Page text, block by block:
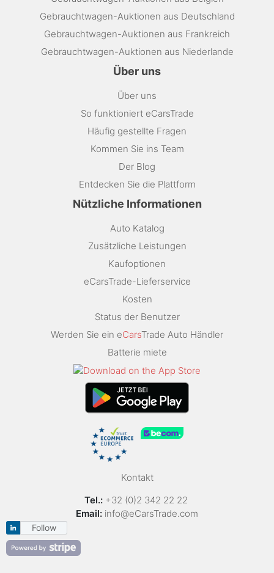
Gebrauchtwagen-Auktionen aus Deutschland
Gebrauchtwagen-Auktionen aus Frankreich
Gebrauchtwagen-Auktionen aus Niederlande
Über uns
Über uns
So funktioniert eCarsTrade
Häufig gestellte Fragen
Kommen Sie ins Team
Der Blog
Entdecken Sie die Plattform
Nützliche Informationen
Auto Katalog
Zusätzliche Leistungen
Kaufoptionen
eCarsTrade-Lieferservice
Kosten
Status der Benutzer
Werden Sie ein eCarsTrade Auto Händler
Batterie miete
Kontakt
Tel.: +32 (0)2 342 22 22
Email: info@eCarsTrade.com
Follow